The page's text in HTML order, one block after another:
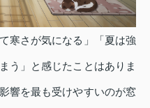
寒さが気になる」「夏は強
う」と感じたことはありま
響を最も受けやすいのが窓